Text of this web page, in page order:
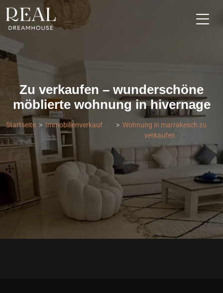
Zu verkaufen – wunderschöne
möblierte wohnung in hivernage
Startseite Immobilienverkauf
Wohnung in marrakesch zu
verkaufen